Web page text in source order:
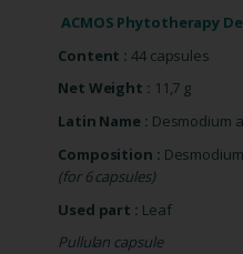
ACMOS Phytotherapy
Content : 44 capsules
Net Weight : 11,7 g
Latin Name : Desmodium
Composition :
(for 6 capsules)
Used part : Leaf
Pullulan capsule